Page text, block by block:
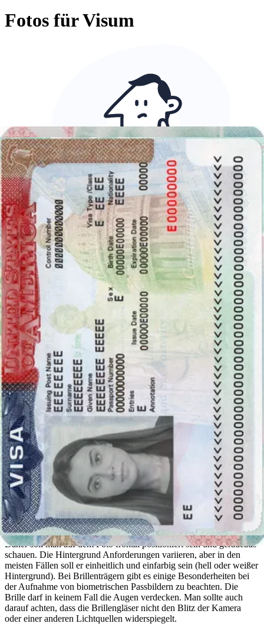
Fotos für Visum
Ein Visum ist ein Dokument, dass das Überschreiten einer
Grenzeoder den Aufenthalt im Ausland ermöglicht, mit anderen
Worten, handelt es sich um einen Sichtvermerk in einem Reisepass,
wodurch der Inhaber des Reisepasses nachweisen kann, dass ihm
Einreise, Durchreise, und der Aufenthalt eines bestimmten Landes
erlaubt ist.
Größen und Anforderungen für Visum-
Fotos
Die aktuellen Anforderungen für ein Visum-Foto
richten sich
nach den Bestimmungen der einzelnen Ländern und werden
üblicherweise auf den Internetseiten der Botschaften und Konsulate
veröffentlicht. Wer einen deutschen Reisepass besitzt, kann sich
glücklich schätzen, denn er ermöglicht das Reisen in 177 Länder
ohne Visum. Es gibt jedoch Ausnahmen, sowie z.B. Ägypten,
Australien, China, Gambia, Indonesien, Israel usw.
Grundsätzlich handelt es sich bei allen Visa-Fotos um sogenannte
biometrische Fotos, d.h Fotos die die Gesichtserkennung erleichtern.
Daher soll man auf dem Foto frontal positioniert sein und geradeaus
schauen. Die Hintergrund Anforderungen variieren, aber in den
meisten Fällen soll er einheitlich und einfarbig sein (hell oder weißer
Hintergrund). Bei Brillenträgern gibt es einige Besonderheiten bei
der Aufnahme von biometrischen Passbildern zu beachten. Die
Brille darf in keinem Fall die Augen verdecken. Man sollte auch
darauf achten, dass die Brillengläser nicht den Blitz der Kamera
oder einer anderen Lichtquellen widerspiegelt.